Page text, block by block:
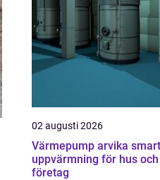
02 augusti 2026
Värmepump arvika smart
uppvärmning för hus och
företag